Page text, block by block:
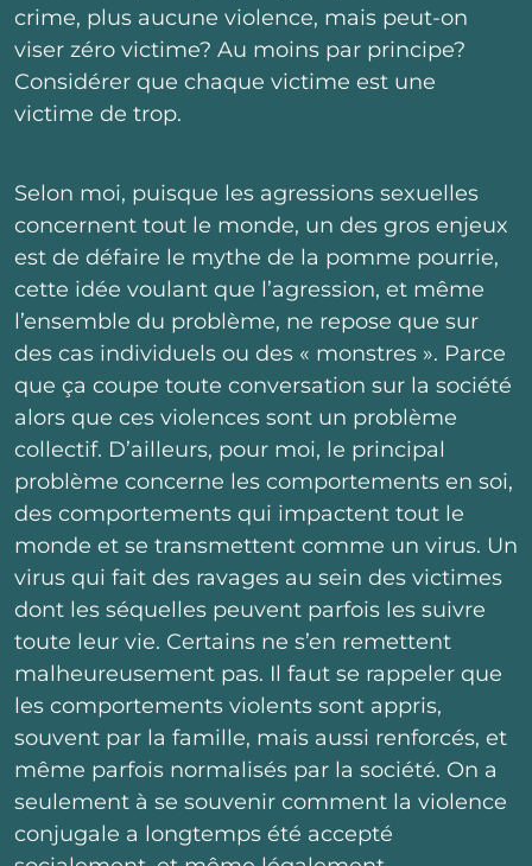
crime, plus aucune violence, mais peut-on
viser zéro victime? Au moins par principe?
Considérer que chaque victime est une
victime de trop.
Selon moi, puisque les agressions sexuelles
concernent tout le monde, un des gros enjeux
est de défaire le mythe de la pomme pourrie,
cette idée voulant que l’agression, et même
l’ensemble du problème, ne repose que sur
des cas individuels ou des « monstres ». Parce
que ça coupe toute conversation sur la société
alors que ces violences sont un problème
collectif. D’ailleurs, pour moi, le principal
problème concerne les comportements en soi,
des comportements qui impactent tout le
monde et se transmettent comme un virus. Un
virus qui fait des ravages au sein des victimes
dont les séquelles peuvent parfois les suivre
toute leur vie. Certains ne s’en remettent
malheureusement pas. Il faut se rappeler que
les comportements violents sont appris,
souvent par la famille, mais aussi renforcés, et
même parfois normalisés par la société. On a
seulement à se souvenir comment la violence
conjugale a longtemps été accepté